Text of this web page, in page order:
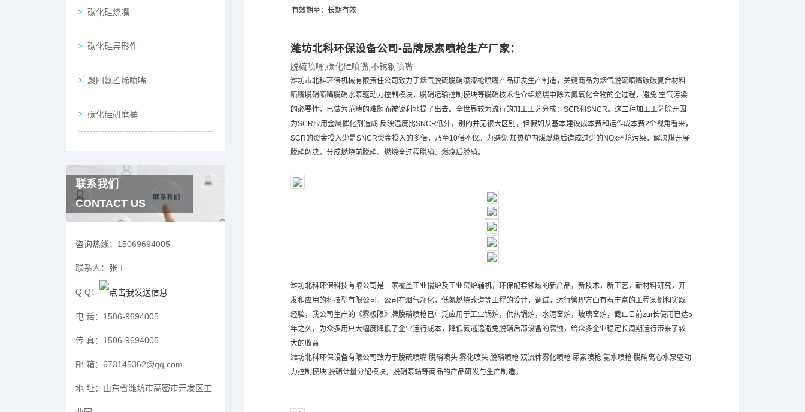
碳化硅烧嘴
碳化硅异形件
聚四氟乙烯喷嘴
碳化硅研磨桶
联系我们
CONTACT US
咨询热线： 15069694005
联系人： 张工
Q Q：
电 话： 1506-9694005
传 真： 1506-9694005
邮 箱： 673145362@qq.com
地 址： 山东省潍坊市高密市开发区工
有效期至：长期有效
潍坊北科环保设备公司-品牌尿素喷枪生产厂家：
脱硫喷嘴 碳化硅喷嘴 不锈钢喷嘴
潍坊市北科环保机械有限责任公司致力于烟气脱硫脱硝喷漆枪喷嘴产品研发生产制造，关键商品为烟气脱硫喷嘴碳碳复合材料
喷嘴脱硝喷嘴脱硝水泵驱动力控制模块，脱硝运输控制模块等脱硝技术性介绍燃烧中除去氮氧化合物的全过程，避免 空气污染
的必要性，已做为范畴的难题而被锐利地提了出去。全世界较为流行的加工工艺分成：SCR和SNCR。这二种加工工艺除开因
为SCR应用金属催化剂造成 反映温度比SNCR低外，别的并无很大区别，但假如从基本建设成本费和运作成本费2个视角看来，
SCR的资金投入少是SNCR资金投入的多倍，乃至10倍不仅。为避免 加热炉内煤燃烧后造成过少的NOx环境污染，解决煤开展
脱硝解决。分成燃烧前脱硝、燃烧全过程脱硝、燃烧后脱硝。
潍坊北科环保科技有限公司是一家覆盖工业锅炉及工业窑炉辅机，环保配套领域的新产品，新技术，新工艺，新材料研究，开
发和应用的科技型有限公司，公司在烟气净化，低氮燃烧改造等工程的设计，调试，运行管理方面有着丰富的工程案例和实践
经验，我公司生产的《雾极限》牌脱硝喷枪已广泛应用于工业锅炉，供热锅炉，水泥窑炉，玻璃窑炉，截止目前zui长使用已达5
年之久，为众多用户大幅度降低了企业运行成本，降低氮逃逸避免脱硝后部设备的腐蚀，给众多企业稳定长周期运行带来了较
大的收益
潍坊北科环保设备有限公司致力于脱硫喷嘴 脱硝喷头 雾化喷头 脱硝喷枪 双流体雾化喷枪 尿素喷枪 氨水喷枪 脱硝离心水泵驱动
力控制模块 脱硝计量分配模块，脱硝泵站等商品的产品研发与生产制造。